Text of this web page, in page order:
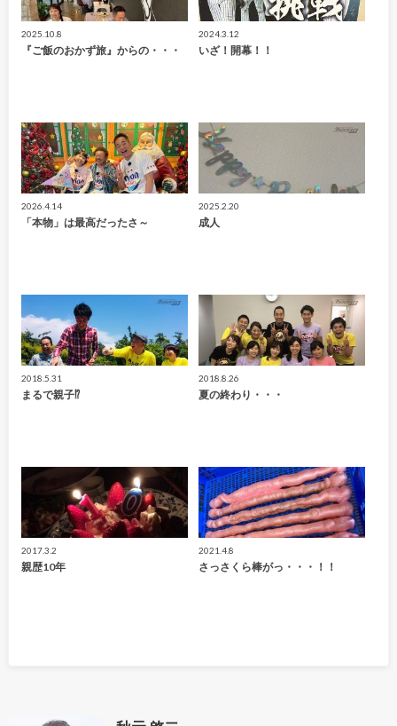
2025.10.8
『ご飯のおかず旅』からの・・・
2024.3.12
いざ！開幕！！
2026.4.14
「本物」は最高だったさ～
2025.2.20
成人
2018.5.31
まるで親子⁉
2018.8.26
夏の終わり・・・
2017.3.2
親歴10年
2021.4.8
さっさくら棒がっ・・・！！